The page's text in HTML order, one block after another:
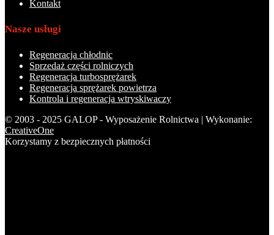
Kontakt
Nasze usługi
Regeneracja chłodnic
Sprzedaż części rolniczych
Regeneracja turbosprężarek
Regeneracja sprężarek powietrza
Kontrola i regeneracja wtryskiwaczy
© 2003 - 2025 GALOP - Wyposażenie Rolnictwa | Wykonanie:
CreativeOne
Korzystamy z bezpiecznych płatności